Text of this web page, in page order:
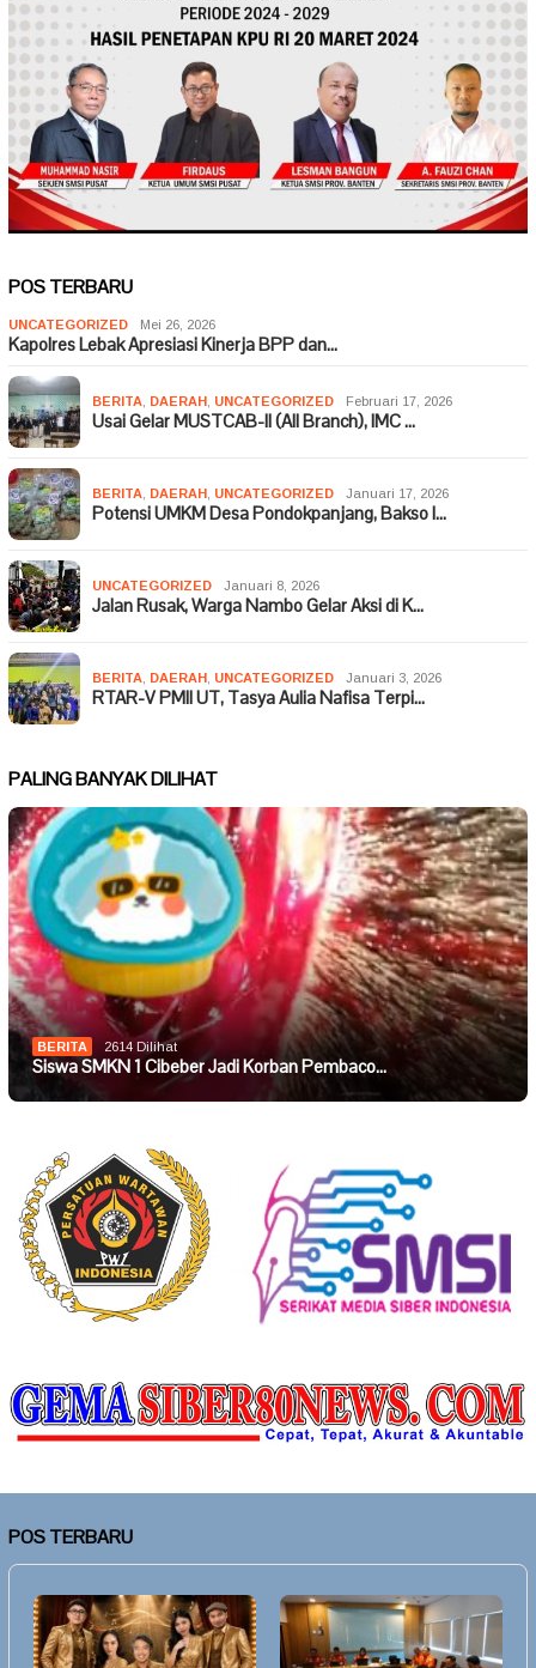
POS TERBARU
UNCATEGORIZED Mei 26, 2026
Kapolres Lebak Apresiasi Kinerja BPP dan…
BERITA DAERAH UNCATEGORIZED Februari 17, 2026
Usai Gelar MUSTCAB-II (All Branch), IMC …
BERITA DAERAH UNCATEGORIZED Januari 17, 2026
Potensi UMKM Desa Pondokpanjang, Bakso I…
UNCATEGORIZED Januari 8, 2026
Jalan Rusak, Warga Nambo Gelar Aksi di K…
BERITA DAERAH UNCATEGORIZED Januari 3, 2026
RTAR-V PMII UT, Tasya Aulia Nafisa Terpi…
PALING BANYAK DILIHAT
BERITA 2614 Dilihat
Siswa SMKN 1 Cibeber Jadi Korban Pembaco…
POS TERBARU